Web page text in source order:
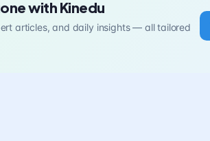
with Kinedu
articles, and daily insights — all tailored